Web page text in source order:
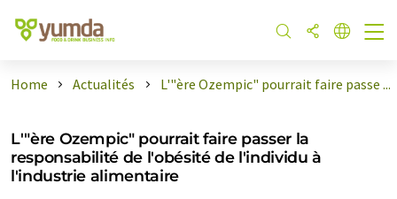
Home Actualités L'"ère Ozempic" pourrait faire passe ...
L'"ère Ozempic" pourrait faire passer la
responsabilité de l'obésité de l'individu à
l'industrie alimentaire